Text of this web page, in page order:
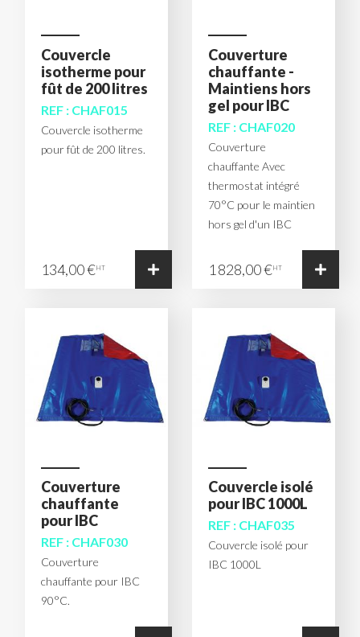
Couvercle
isotherme pour
fût de 200 litres
REF : CHAF015
Couvercle isotherme
pour fût de 200 litres.
134,00 €HT
Couverture
chauffante -
Maintiens hors
gel pour IBC
REF : CHAF020
Couverture
chauffante Avec
thermostat intégré
70°C pour le maintien
hors gel d'un IBC
1 828,00 €HT
Couverture
chauffante
pour IBC
REF : CHAF030
Couverture
chauffante pour IBC
90°C.
Couvercle isolé
pour IBC 1000L
REF : CHAF035
Couvercle isolé pour
IBC 1000L